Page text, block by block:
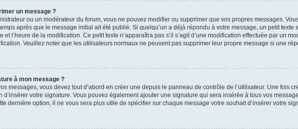
un message ?
ou un modérateur du forum, vous ne pouvez modifier ou supprimer que vos propres messages.
après que le message initial ait été publié. Si quelqu’un a déjà répondu à votre message, un petit
et l’heure de la modification. Ce petit texte n’apparaîtra pas s’il s’agit d’une modification effectuée par un
Veuillez noter que les utilisateurs normaux ne peuvent pas supprimer leur propre message si une
à mon message ?
messages, vous devez tout d’abord en créer une depuis le panneau de contrôle de l’utilisateur. Une fois
votre signature. Vous pouvez également ajouter une signature qui sera insérée à tous vos
dernière option, il ne vous sera plus utile de spécifier sur chaque message votre souhait d’insérer votre